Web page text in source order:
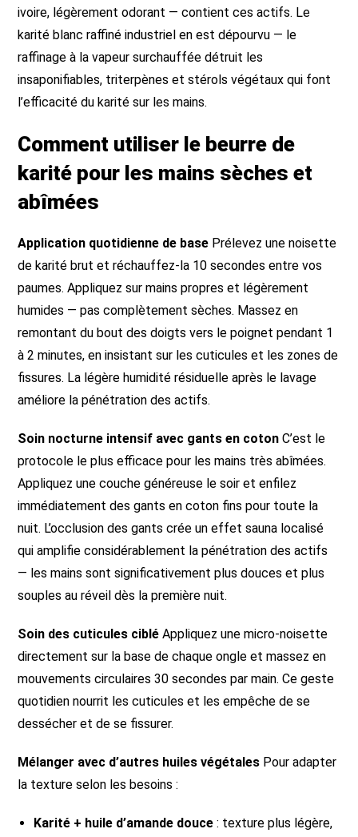
ivoire, légèrement odorant — contient ces actifs. Le
karité blanc raffiné industriel en est dépourvu — le
raffinage à la vapeur surchauffée détruit les
insaponifiables, triterpènes et stérols végétaux qui font
l’efficacité du karité sur les mains.
Comment utiliser le beurre de
karité pour les mains sèches et
abîmées
Application quotidienne de base Prélevez une noisette
de karité brut et réchauffez-la 10 secondes entre vos
paumes. Appliquez sur mains propres et légèrement
humides — pas complètement sèches. Massez en
remontant du bout des doigts vers le poignet pendant 1
à 2 minutes, en insistant sur les cuticules et les zones de
fissures. La légère humidité résiduelle après le lavage
améliore la pénétration des actifs.
Soin nocturne intensif avec gants en coton C’est le
protocole le plus efficace pour les mains très abîmées.
Appliquez une couche généreuse le soir et enfilez
immédiatement des gants en coton fins pour toute la
nuit. L’occlusion des gants crée un effet sauna localisé
qui amplifie considérablement la pénétration des actifs
— les mains sont significativement plus douces et plus
souples au réveil dès la première nuit.
Soin des cuticules ciblé Appliquez une micro-noisette
directement sur la base de chaque ongle et massez en
mouvements circulaires 30 secondes par main. Ce geste
quotidien nourrit les cuticules et les empêche de se
dessécher et de se fissurer.
Mélanger avec d’autres huiles végétales Pour adapter
la texture selon les besoins :
Karité + huile d’amande douce : texture plus légère,